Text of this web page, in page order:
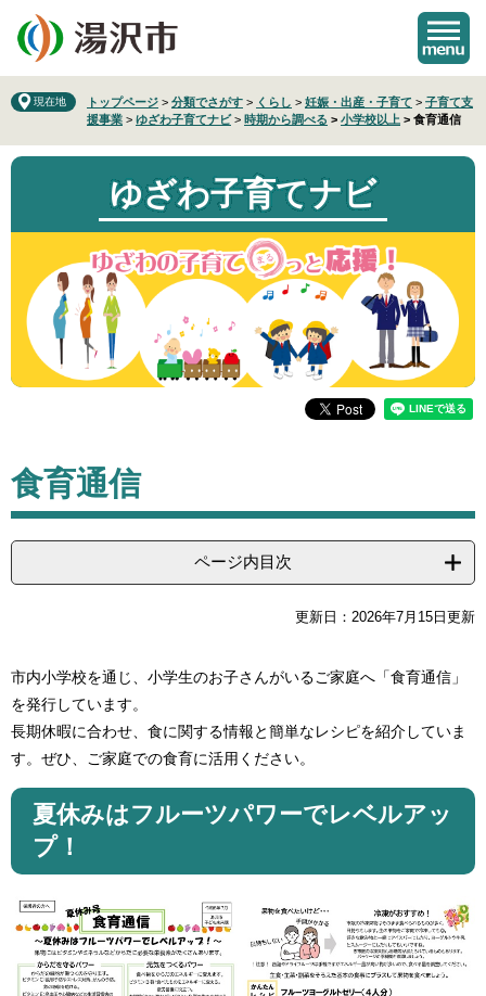
の
先
で
す
ー
を
ば
し
現在地 トップページ > 分類でさがす > くらし > 妊娠・出産・子育て > 子育て支
援事業 > ゆざわ子育てナビ > 時期から調べる > 小学校以上 > 食育通信
ゆざわ子育てナビ
文
食育通信
ページ内目次
更新日：2026年7月15日更新
市内小学校を通じ、小学生のお子さんがいるご家庭へ「食育通信」
を発行しています。
長期休暇に合わせ、食に関する情報と簡単なレシピを紹介していま
す。ぜひ、ご家庭での食育に活用ください。
夏休みはフルーツパワーでレベルアッ
プ！